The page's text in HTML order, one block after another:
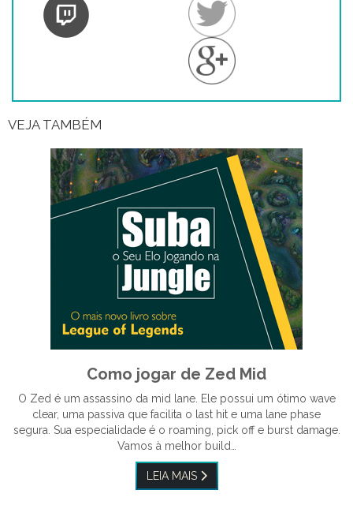
VEJA TAMBÉM
Como jogar de Zed Mid
O Zed é um assassino da mid lane. Ele possui um ótimo wave
clear, uma passiva que facilita o last hit e uma lane phase
segura. Sua especialidade é o roaming, pick off e burst damage.
Vamos à melhor build…
LEIA MAIS